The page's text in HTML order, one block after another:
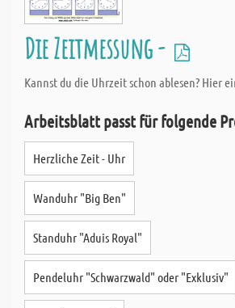
Die Zeitmessung -
Kannst du die Uhrzeit schon ablesen? Hier
Arbeitsblatt passt für folgende
Herzliche Zeit - Uhr
Wanduhr "Big Ben"
Standuhr "Aduis Royal"
Pendeluhr "Schwarzwald" oder "Exklusiv"